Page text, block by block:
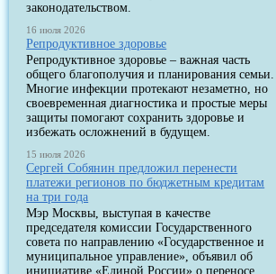
законодательством.
16 июля 2026
Репродуктивное здоровье
Репродуктивное здоровье – важная часть
общего благополучия и планирования семьи.
Многие инфекции протекают незаметно, но
своевременная диагностика и простые меры
защиты помогают сохранить здоровье и
избежать осложнений в будущем.
15 июля 2026
Сергей Собянин предложил перенести
платежи регионов по бюджетным кредитам
на три года
Мэр Москвы, выступая в качестве
председателя комиссии Государственного
совета по направлению «Государственное и
муниципальное управление», объявил об
инициативе «Единой России» о переносе